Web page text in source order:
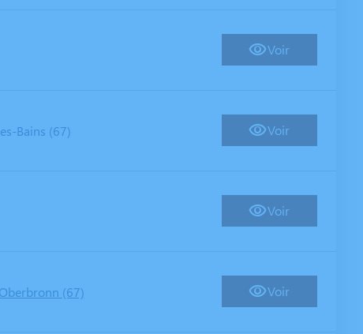
Voir
Bains (67) Voir
Voir
Oberbronn (67) Voir